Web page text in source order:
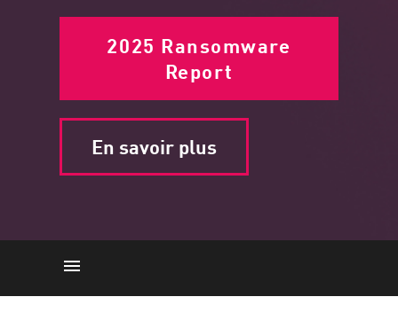
2025 Ransomware
Report
En savoir plus